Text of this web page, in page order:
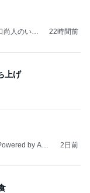
人のいき
22時間前
上げ
by Ame
2日前